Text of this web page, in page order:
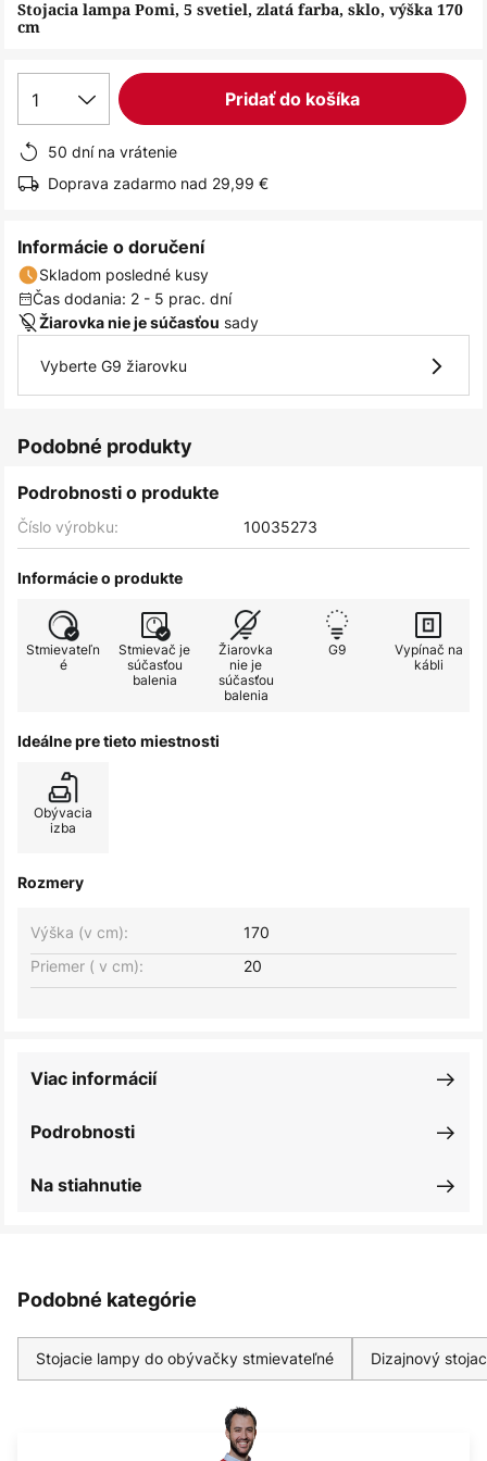
Stojacia lampa Pomi, 5 svetiel, zlatá farba, sklo, výška 170
cm
1 Pridať do košíka
50 dní na vrátenie
Doprava zadarmo nad 29,99 €
Informácie o doručení
Skladom posledné kusy
Čas dodania: 2 - 5 prac. dní
Žiarovka nie je súčasťou sady
Vyberte G9 žiarovku
Podobné produkty
Podrobnosti o produkte
Číslo výrobku: 10035273
Informácie o produkte
Stmievateľn
é
Stmievač je
súčasťou
balenia
Žiarovka
nie je
súčasťou
balenia
G9
Vypínač na
kábli
Ideálne pre tieto miestnosti
Obývacia
izba
Rozmery
Výška (v cm):
170
Priemer ( v cm):
20
Podrobnosti
Viac informácií
Na stiahnutie
Podobné kategórie
Stojacie lampy do obývačky stmievateľné Dizajnový